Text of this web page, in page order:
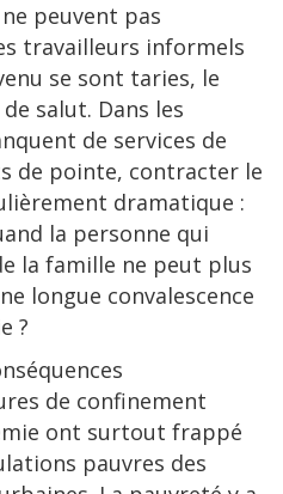
peuvent pas
travailleurs informels
se sont taries, le
salut. Dans les
de services de
de pointe, contracter le
dramatique :
la personne qui
la famille ne peut plus
longue convalescence
?
de confinement
ont surtout frappé
pauvres des